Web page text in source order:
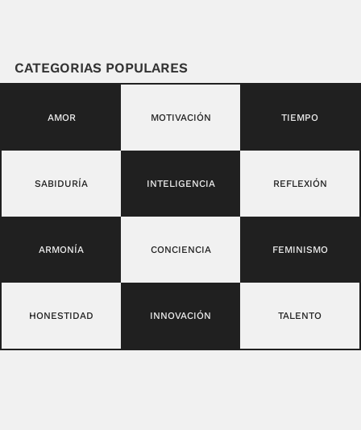
CATEGORIAS POPULARES
AMOR MOTIVACIÓN TIEMPO
SABIDURÍA INTELIGENCIA REFLEXIÓN
ARMONÍA CONCIENCIA FEMINISMO
HONESTIDAD INNOVACIÓN TALENTO